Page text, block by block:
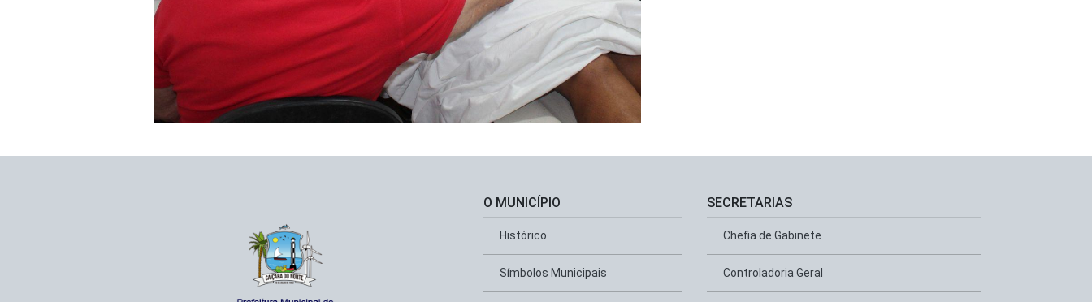
O MUNICÍPIO
Histórico
Símbolos Municipais
SECRETARIAS
Chefia de Gabinete
Controladoria Geral